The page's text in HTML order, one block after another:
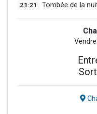
21:21 Tombée de la